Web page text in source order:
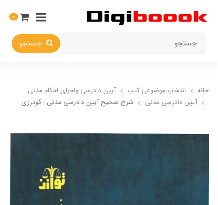
جستجو
0
خانه انتخاب​ موضوعي​ کتب
آيين دادرسي ​واجراي ​احکام ​مدني
آيين دادرسي مدني
شرح صحیح آیین دادرسی مدنی | گودرزی